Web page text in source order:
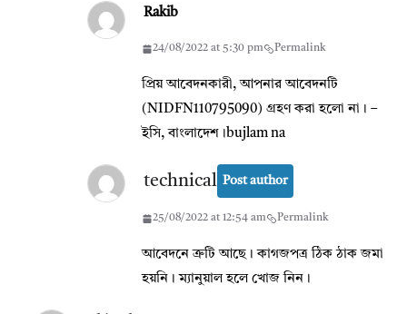
Rakib
24/08/2022 at 5:30 pm Permalink
প্রিয় আবেদনকারী, আপনার আবেদনটি
(NIDFN110795090) গ্রহণ করা হলো না। –
ইসি, বাংলাদেশ।bujlam na
technical Post author
25/08/2022 at 12:54 am Permalink
আবেদনে ত্রুটি আছে। কাগজপত্র ঠিক ঠাক জমা
হয়নি। ম্যানুয়াল হলে খোজ নিন।